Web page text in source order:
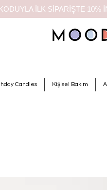
İLK SİPARİŞTE
Candles Kişisel Bakım